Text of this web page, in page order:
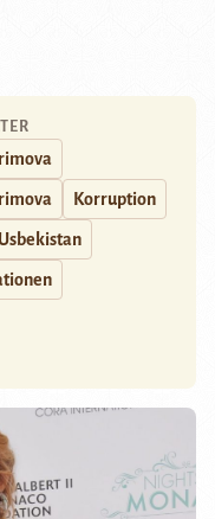
Korruption
Usbekistan